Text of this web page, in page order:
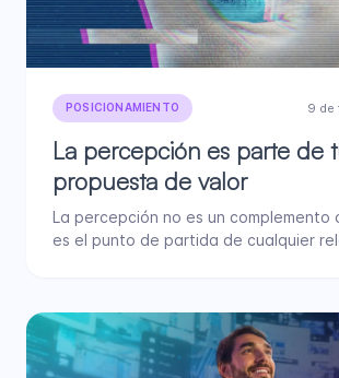
POSICIONAMIENTO 9 de
La percepción es parte de
propuesta de valor
La percepción no es un complemento
es el punto de partida de cualquier